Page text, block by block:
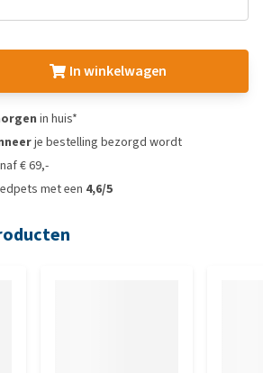
In winkelwagen
in huis*
je bestelling bezorgd wordt
€ 69,-
met een 4,6/5